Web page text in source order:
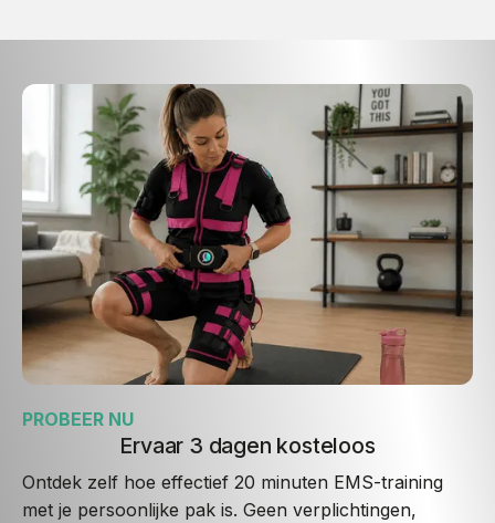
PROBEER NU
Ervaar 3 dagen kosteloos
Ontdek zelf hoe effectief 20 minuten EMS-training
met je persoonlijke pak is. Geen verplichtingen,